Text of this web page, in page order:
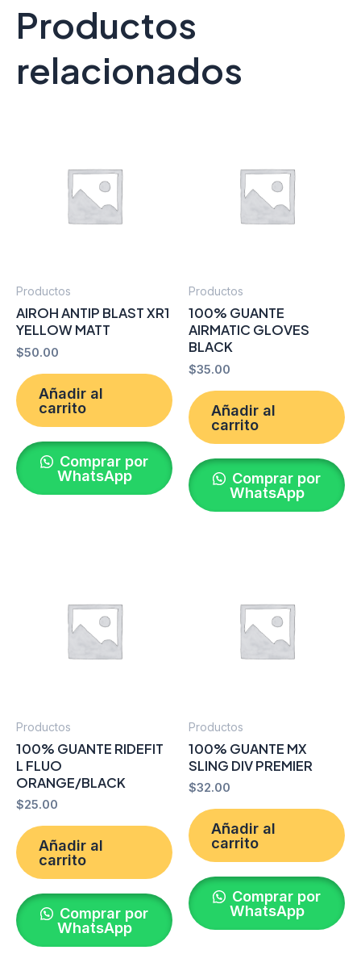
Productos
relacionados
Productos
AIROH ANTIP BLAST XR1
YELLOW MATT
$50.00
Añadir al
carrito
Comprar por
WhatsApp
Productos
100% GUANTE
AIRMATIC GLOVES
BLACK
$35.00
Añadir al
carrito
Comprar por
WhatsApp
Productos
100% GUANTE RIDEFIT
L FLUO
ORANGE/BLACK
$25.00
Añadir al
carrito
Comprar por
WhatsApp
Productos
100% GUANTE MX
SLING DIV PREMIER
$32.00
Añadir al
carrito
Comprar por
WhatsApp